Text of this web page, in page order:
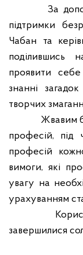
За
підтримки
Чабан та
поділившись
проявити себе
знанні
творчих
Жвавим
професій, під
професій
вимоги, які
увагу на
урахуванням
завершилися